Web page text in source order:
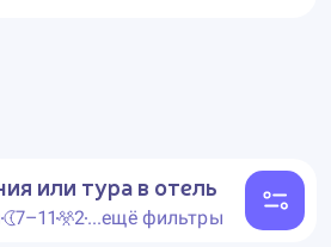
или тура в отель
7–11 2...ещё фильтры